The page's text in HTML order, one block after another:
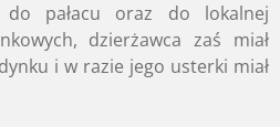
pałacu oraz do lokalnej
dzierżawca zaś miał
i w razie jego usterki miał